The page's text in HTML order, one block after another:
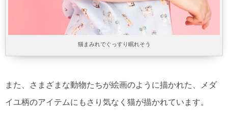
猫まみれでぐっすり眠れそう
また、さまざまな動物たちが絵画のように描かれた、メダ
イユ柄のアイテムにもさり気なく猫が描かれています。